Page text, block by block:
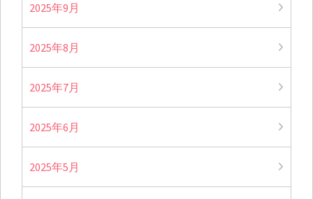
2025年9月
2025年8月
2025年7月
2025年6月
2025年5月